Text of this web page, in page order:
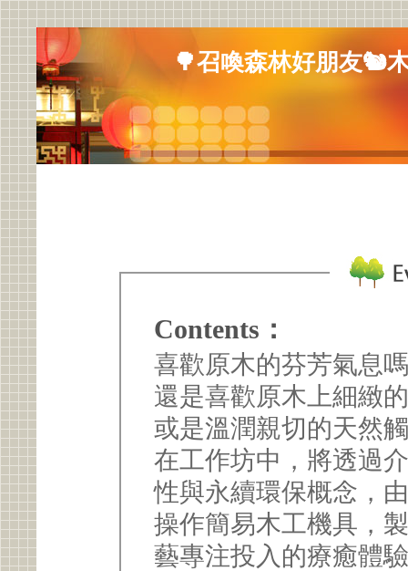
🌳召喚森林好朋友🐿️
Contents：
喜歡原木的芬芳氣息
還是喜歡原木上細緻
或是溫潤親切的天然
在工作坊中，將透過
性與永續環保概念，
操作簡易木工機具，
藝專注投入的療癒體